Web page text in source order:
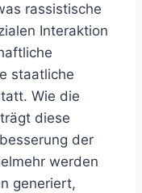
rassistische
Interaktion
staatliche
Wie die
diese
der
werden
generiert,